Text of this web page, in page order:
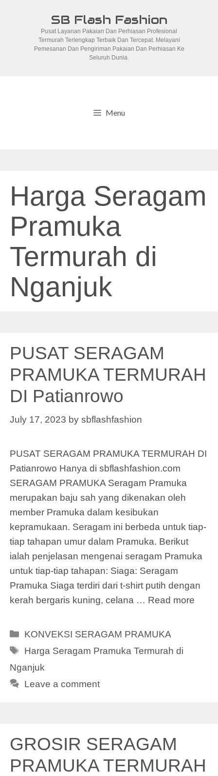
SB Flash Fashion
Pusat Layanan Pakaian Dan Perhiasan Profesional
Termurah Terlengkap Terbaik Dan Tercepat. Melayani
Pemesanan Dan Pengiriman Pakaian Dan Perhiasan Ke
Seluruh Dunia.
Menu
Harga Seragam
Pramuka
Termurah di
Nganjuk
PUSAT SERAGAM
PRAMUKA TERMURAH
DI Patianrowo
July 17, 2023 by sbflashfashion
PUSAT SERAGAM PRAMUKA TERMURAH DI
Patianrowo Hanya di sbflashfashion.com
SERAGAM PRAMUKA Seragam Pramuka
merupakan baju sah yang dikenakan oleh
member Pramuka dalam kesibukan
kepramukaan. Seragam ini berbeda untuk tiap-
tiap tahapan umur dalam Pramuka. Berikut
ialah penjelasan mengenai seragam Pramuka
untuk tiap-tiap tahapan: Siaga: Seragam
Pramuka Siaga terdiri dari t-shirt putih dengan
kerah bergaris kuning, celana … Read more
Categories
KONVEKSI SERAGAM PRAMUKA
Tags
Harga Seragam Pramuka Termurah di
Nganjuk
Leave a comment
GROSIR SERAGAM
PRAMUKA TERMURAH